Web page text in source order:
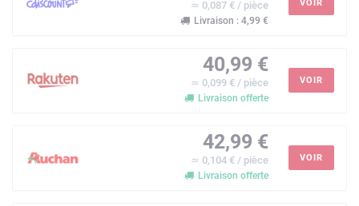
≃ 0,087 € / pièce
Livraison : 4,99 €
VOIR
40,99 €
≃ 0,099 € / pièce
Livraison offerte
VOIR
42,99 €
≃ 0,104 € / pièce
Livraison offerte
VOIR